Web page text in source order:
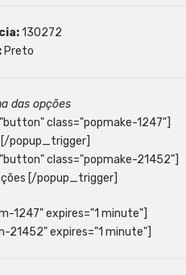
130272
Preto
das opções
class="popmake-1247"]
[/popup_trigger]
class="popmake-21452"]
[/popup_trigger]
1247" expires="1 minute"]
21452" expires="1 minute"]